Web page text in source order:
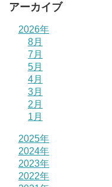
アーカイブ
2026年
8月
7月
5月
4月
3月
2月
1月
2025年
2024年
2023年
2022年